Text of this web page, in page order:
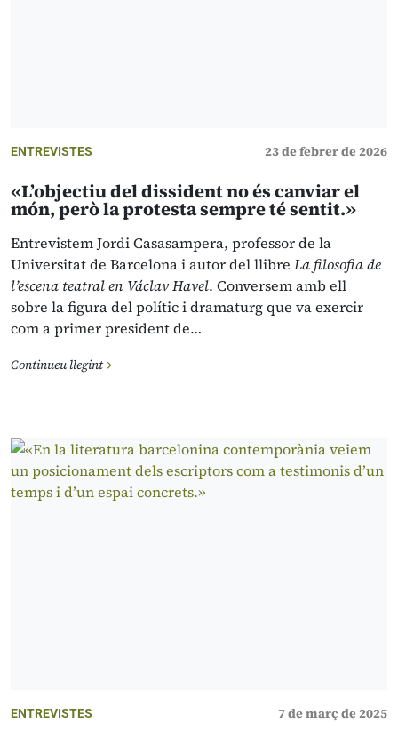
ENTREVISTES 23 de febrer de 2026
«L’objectiu del dissident no és canviar el
món, però la protesta sempre té sentit.»
Entrevistem Jordi Casasampera, professor de la
Universitat de Barcelona i autor del llibre La filosofia de
l’escena teatral en Václav Havel. Conversem amb ell
sobre la figura del polític i dramaturg que va exercir
com a primer president de…
Continueu llegint
ENTREVISTES 7 de març de 2025